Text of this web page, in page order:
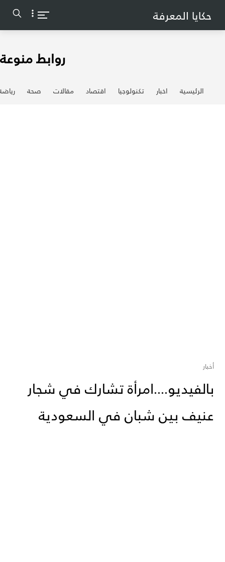
حكايا المعرفة
روابط منوعة
الرئيسية اخبار تكنولوجيا اقتصاد مقالات صحة
أخبار
بالفيديو....امرأة تشارك في شجار
عنيف بين شبان في السعودية